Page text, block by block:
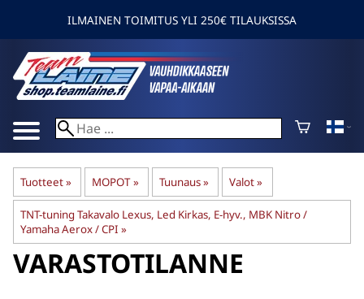
ILMAINEN TOIMITUS YLI 250€ TILAUKSISSA
Tuotteet‪» MOPOT ‪» Tuunaus‪» Valot‪»
TNT-tuning Takavalo Lexus, Led Kirkas, E-hyv., MBK Nitro /
Yamaha Aerox / CPI ‪»
VARASTOTILANNE